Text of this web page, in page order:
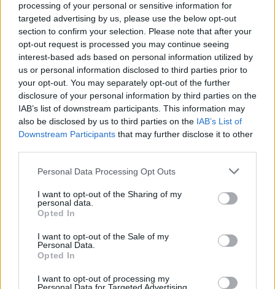
processing of your personal or sensitive information for
targeted advertising by us, please use the below opt-out
section to confirm your selection. Please note that after your
opt-out request is processed you may continue seeing
interest-based ads based on personal information utilized by
us or personal information disclosed to third parties prior to
your opt-out. You may separately opt-out of the further
disclosure of your personal information by third parties on the
IAB’s list of downstream participants. This information may
also be disclosed by us to third parties on the IAB’s List of
Downstream Participants that may further disclose it to other
Please note that this website/app uses one or more Google
not limited to your visit or usage behaviour. You may click to
grant or deny consent to Google and its third-party tags to
use your data for below specified purposes in below Google
consent section.
Personal Data Processing Opt Outs
I want to opt-out of the Sharing of my
personal data.
Opted In
I want to opt-out of the Sale of my
Personal Data.
Opted In
I want to opt-out of processing my
Invito ogni leader aziendale a riflettere su questa
realtà. La resilienza non è una scelta, ma una
necessità. È tempo di abbandonare l’idea che la
sicurezza sia un’attività secondaria. È ora di
integrare la resilienza in ogni aspetto della
strategia aziendale. Solo così le aziende potranno
affrontare le sfide del futuro con vera sicurezza e
determinazione. E tu, sei pronto a fare la
AUTORE
AiAdhubMedia